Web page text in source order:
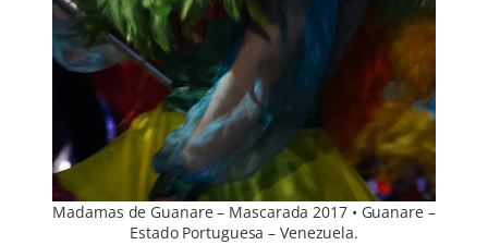
Madamas de Guanare – Mascarada 2017 • Guanare –
Estado Portuguesa – Venezuela.